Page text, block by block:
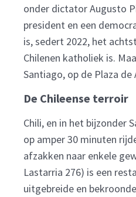
onder dictator Augusto
president en een
is, sedert 2022, het
Chilenen katholiek is.
Santiago, op de Plaza
De Chileense terroir
Chili, en in het bijzonder
op amper 30 minuten
afzakken naar enkele
Lastarria 276) is een
uitgebreide en